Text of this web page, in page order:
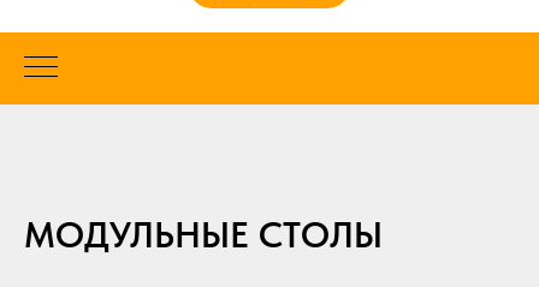
МОДУЛЬНЫЕ СТОЛЫ